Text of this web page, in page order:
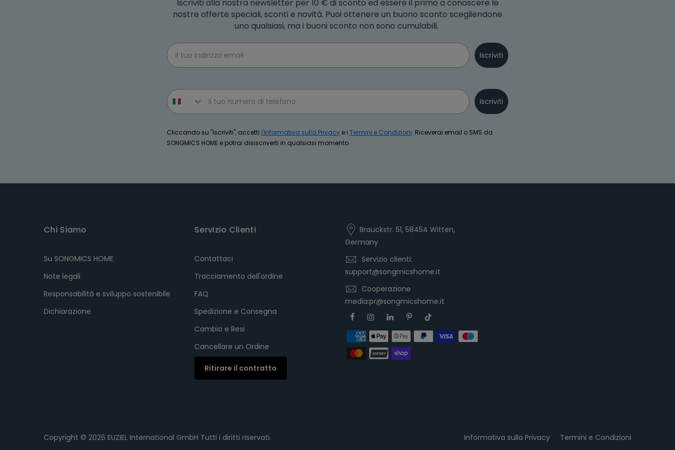
Iscriviti alla nostra newsletter per 10 € di sconto ed essere il primo a conoscere le
nostre offerte speciali, sconti e novità. Puoi ottenere un buono sconto scegliendone
uno qualsiasi, ma i buoni sconto non sono cumulabili.
Email
Iscriviti
Phone number
Iscriviti
Cliccando su "Iscriviti", accetti l'Informativa sulla Privacy e i Termini e Condizioni. Riceverai email o SMS da
SONGMICS HOME e potrai disiscriverti in qualsiasi momento.
Chi Siamo
Su SONGMICS HOME
Note legali
Responsabilità e sviluppo sostenibile
Dichiarazione
Servizio Clienti
Contattaci
Tracciamento dell'ordine
FAQ
Spedizione e Consegna
Cambio e Resi
Cancellare un Ordine
Ritirare il contratto
Brauckstr. 51, 58454 Witten,
Germany
Servizio clienti:
support@songmicshome.it
Cooperazione
media:pr@songmicshome.it
Copyright © 2026 EUZIEL International GmbH Tutti i diritti riservati. Informativa sulla Privacy Termini e Condizioni